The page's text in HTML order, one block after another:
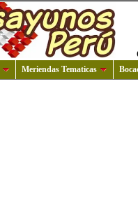
Meriendas Tematicas